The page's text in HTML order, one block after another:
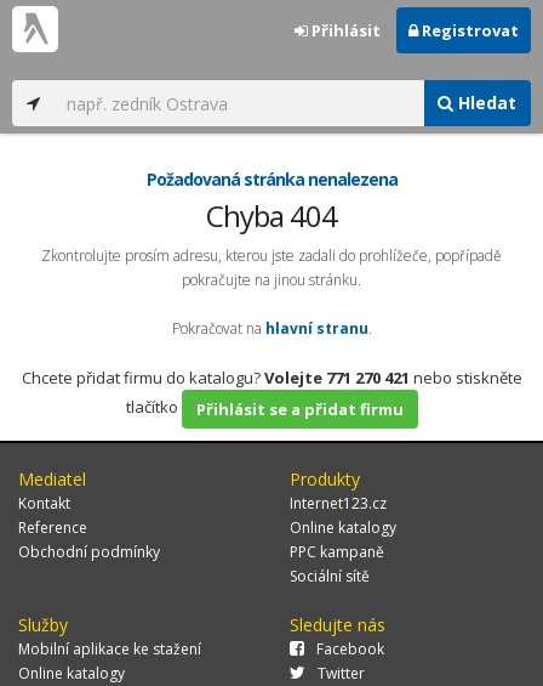
Hledat
Přihlásit Registrovat
Požadovaná stránka nenalezena
Chyba 404
Zkontrolujte prosím adresu, kterou jste zadali do prohlížeče, popřípadě
pokračujte na jinou stránku.
Pokračovat na hlavní stranu.
Chcete přidat firmu do katalogu?Volejte 771 270 421 nebo stiskněte
tlačítko
Přihlásit se a přidat firmu
Mediatel
Kontakt
Reference
Obchodní podmínky
Produkty
Internet123.cz
Online katalogy
PPC kampaně
Sociální sítě
Služby
Mobilní aplikace ke stažení
Online katalogy
Sledujte nás
Facebook
Twitter